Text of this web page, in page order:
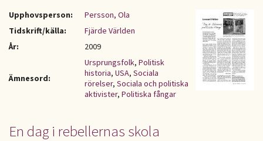
Upphovsperson:
Persson, Ola
Tidskrift/källa:
Fjärde Världen
År:
2009
Ämnesord:
Ursprungsfolk, Politisk
historia, USA, Sociala
rörelser, Sociala och politiska
aktivister, Politiska fångar
En dag i rebellernas skola